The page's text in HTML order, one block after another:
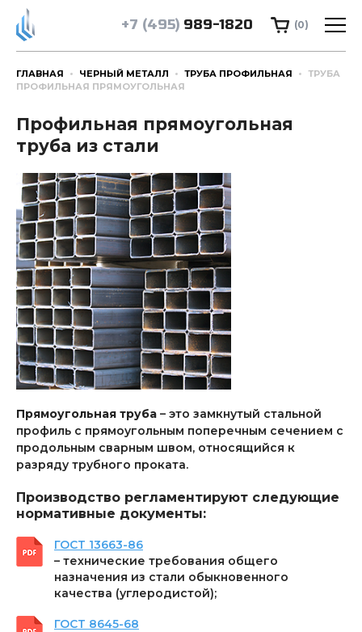
+7 (495) 989-1820 (0)
ГЛАВНАЯ ЧЕРНЫЙ МЕТАЛЛ ТРУБА ПРОФИЛЬНАЯ
ТРУБА
ПРОФИЛЬНАЯ ПРЯМОУГОЛЬНАЯ
Профильная прямоугольная
труба из стали
Прямоугольная труба – это замкнутый стальной
профиль с прямоугольным поперечным сечением с
продольным сварным швом, относящийся к
разряду трубного проката.
Производство регламентируют следующие
нормативные документы:
ГОСТ 13663-86
– технические требования общего
назначения из стали обыкновенного
качества (углеродистой);
ГОСТ 8645-68